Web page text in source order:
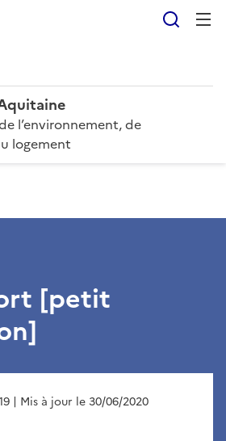
l’environnement, de
logement
[petit
| Mis à jour le 30/06/2020